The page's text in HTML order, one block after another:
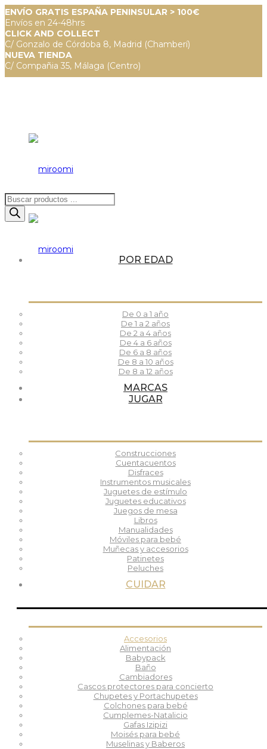
ENVÍO GRATIS ESPAÑA PENINSULAR > 100€
Envíos en 24-48hrs
CLICK AND COLLECT
C/ Gonzalo de Córdoba 8, Madrid (Chamberí)
NUEVA TIENDA
C/ Compañia 35, Málaga (Centro)
Búsqueda
de
productos
POR EDAD
De 0 a 1 año
De 1 a 2 años
De 2 a 4 años
De 4 a 6 años
De 6 a 8 años
De 8 a 10 años
De 8 a 12 años
MARCAS
JUGAR
Construcciones
Cuentacuentos
Disfraces
Instrumentos musicales
Juguetes de estímulo
Juguetes educativos
Juegos de mesa
Libros
Manualidades
Móviles para bebé
Muñecas y accesorios
Patinetes
Peluches
CUIDAR
Accesorios
Alimentación
Babypack
Baño
Cambiadores
Cascos protectores para concierto
Chupetes y Portachupetes
Colchones para bebé
Cumplemes-Natalicio
Gafas Izipizi
Moisés para bebé
Muselinas y Baberos